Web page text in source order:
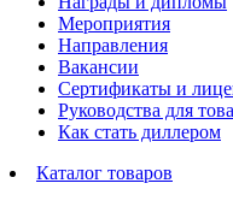
Мероприятия
Направления
Вакансии
Сертификаты и
Руководства для
Как стать диллером
Каталог товаров